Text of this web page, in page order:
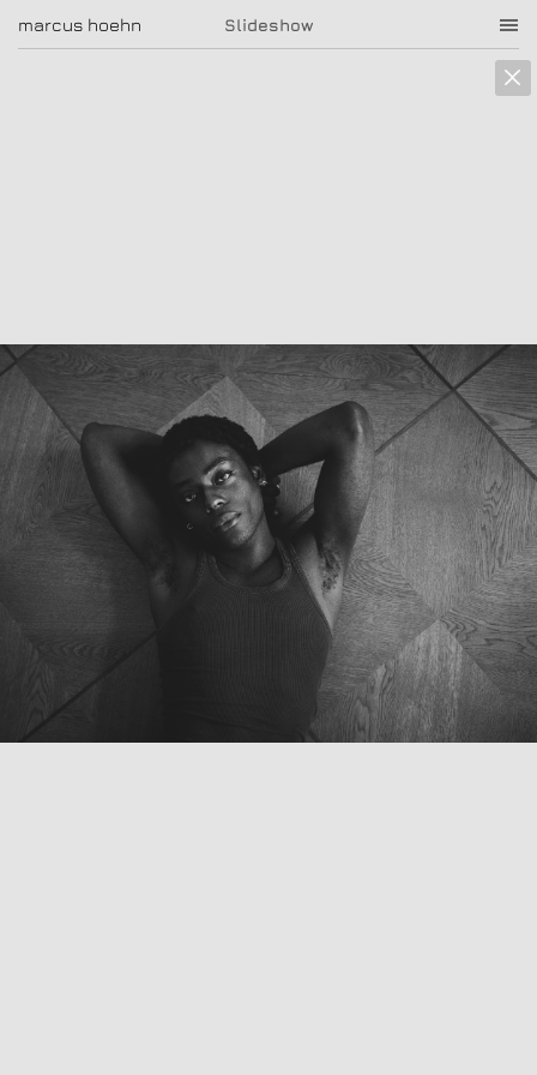
Slideshow
marcus hoehn marcus hoehn